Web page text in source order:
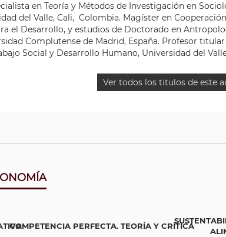
en Teoría y Métodos de Investigación en
del Valle, Cali, Colombia. Magíster en Cooperación
el Desarrollo, y estudios de Doctorado en
Complutense de Madrid, España. Profesor titular
Social y Desarrollo Humano, Universidad del
Ver todos los titulos de este
COMPETENCIA PERFECTA. TEORÍA Y CRÍTICA